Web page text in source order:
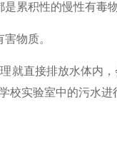
累积性的慢性有毒物
物质。
直接排放水体内，
校实验室中的污水进